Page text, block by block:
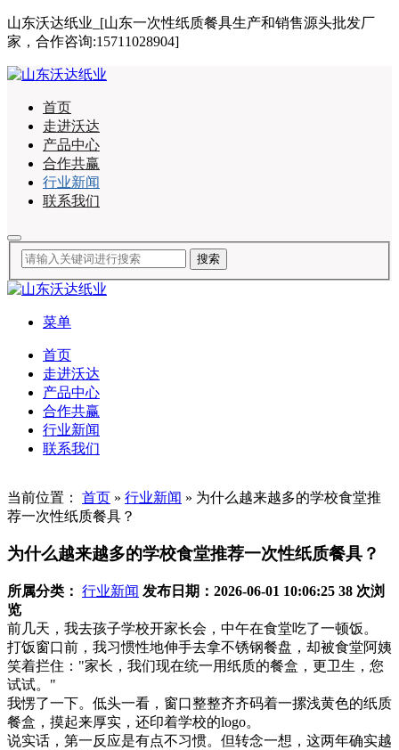
山东沃达纸业_[山东一次性纸质餐具生产和销售源头批发厂
家，合作咨询:15711028904]
首页
走进沃达
产品中心
合作共赢
行业新闻
联系我们
菜单
首页
走进沃达
产品中心
合作共赢
行业新闻
联系我们
当前位置： 首页 » 行业新闻 » 为什么越来越多的学校食堂推
荐一次性纸质餐具？
为什么越来越多的学校食堂推荐一次性纸质餐具？
所属分类： 行业新闻 发布日期：2026-06-01 10:06:25 38 次浏
览
前几天，我去孩子学校开家长会，中午在食堂吃了一顿饭。
打饭窗口前，我习惯性地伸手去拿不锈钢餐盘，却被食堂阿姨
笑着拦住："家长，我们现在统一用纸质的餐盒，更卫生，您
试试。"
我愣了一下。低头一看，窗口整整齐齐码着一摞浅黄色的纸质
餐盒，摸起来厚实，还印着学校的logo。
说实话，第一反应是有点不习惯。但转念一想，这两年确实越